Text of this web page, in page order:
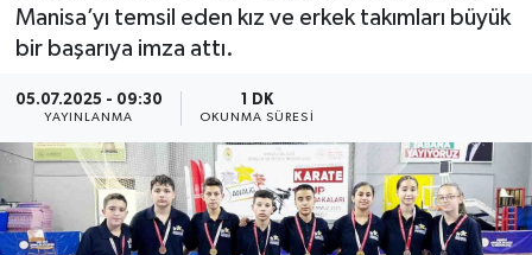
Manisa’yı temsil eden kız ve erkek takımları büyük
bir başarıya imza attı.
05.07.2025 - 09:30
YAYINLANMA
1 DK
OKUNMA SÜRESI
Resmi İlan
Spor
Türkiye
Son Dakika Haberleri